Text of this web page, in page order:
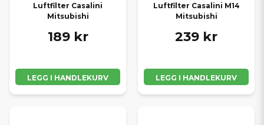
Luftfilter Casalini
Mitsubishi
189 kr
LEGG I HANDLEKURV
Luftfilter Casalini M14
Mitsubishi
239 kr
LEGG I HANDLEKURV